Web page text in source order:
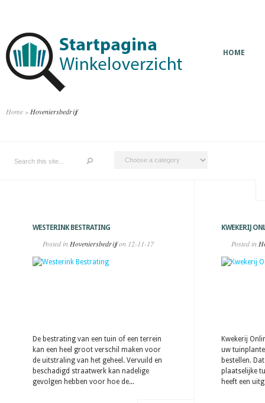
HOME
Home » Hoveniersbedrijf
WESTERINK BESTRATING
Posted in Hoveniersbedrijfon 12-11-17
De bestrating van een tuin of een terrein
kan een heel groot verschil maken voor
de uitstraling van het geheel. Vervuild en
beschadigd straatwerk kan nadelige
gevolgen hebben voor hoe de...
KWEKERIJ
Posted in
Kwekerij
uw
bestellen.
plaatselijke
heeft een